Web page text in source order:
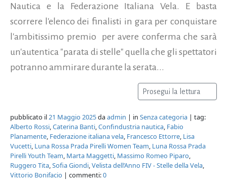
Nautica e la Federazione Italiana Vela. E basta
scorrere l'elenco dei finalisti in gara per conquistare
l'ambitissimo premio per avere conferma che sarà
un'autentica "parata di stelle" quella che gli spettatori
potranno ammirare durante la serata...
Prosegui la lettura
pubblicato il21 Maggio 2025daadmin | in Senza categoria | tag:
Alberto Rossi,Caterina Banti,Confindustria nautica, Fabio
Planamente, Federazione italiana vela, Francesco Ettorre, Lisa
Vucetti, Luna Rossa Prada Pirelli Women Team, Luna Rossa Prada
Pirelli Youth Team, Marta Maggetti, Massimo Romeo Piparo,
Ruggero Tita,Sofia Giondi,Velista dell’Anno FIV - Stelle della Vela,
Vittorio Bonifacio | commenti:0